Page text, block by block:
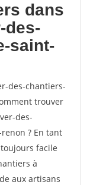
dans
des-
saint-
des-chantiers-
trouver
des-
? En tant
facile
à
aux artisans